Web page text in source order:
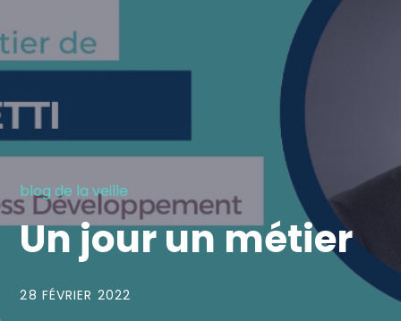
blog de la veille
Un jour un métier
28 FÉVRIER 2022